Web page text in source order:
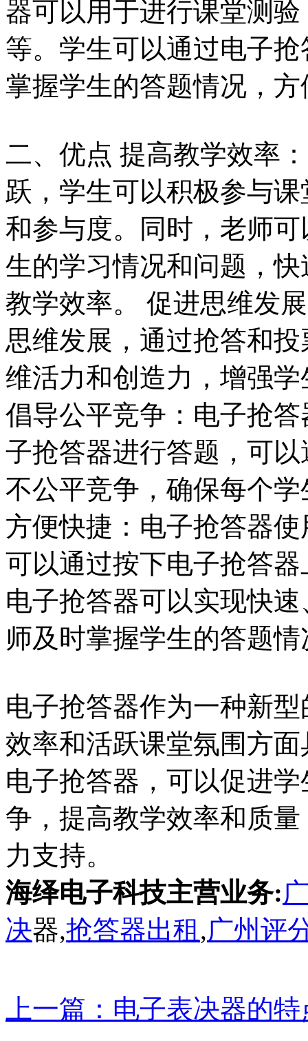
器可以用于进行课堂测
等。学生可以通过电子
掌握学生的答题情况，
二、优点 提高教学效率
跃，学生可以积极参与
和参与度。同时，老师
生的学习情况和问题，
教学效率。 促进思维发
思维发展，通过抢答和
维活力和创造力，增强
倡导公平竞争：电子抢
子抢答器进行答题，可
不公平竞争，确保每个
方便快捷：电子抢答器
可以通过按下电子抢答
电子抢答器可以实现快
师及时掌握学生的答题
电子抢答器作为一种新
效率和活跃课堂氛围方
电子抢答器，可以促进
争，提高教学效率和质
力支持。
海绎电子科技主营业务:
决器,抢答器出租,广州评
上一篇：电子表决器的